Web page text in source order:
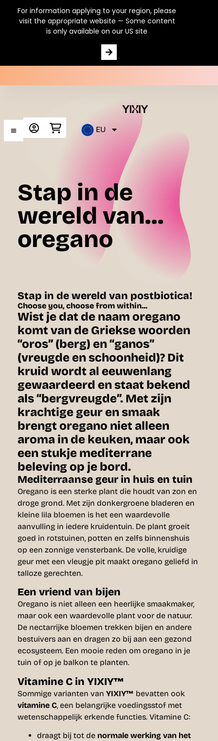
For information applying to your region, please
visit the appropriate website — Some content
is only available on our US site
EU
Stap in de
wereld van…
oregano
Stap in de wereld van postbiotica!
Choose you, choose from within...
Wist je dat de naam oregano
komt van de Griekse woorden
“oros” (berg) en “ganos”
(vreugde en schoonheid)? Dit
kruid wordt al eeuwenlang
gewaardeerd en staat bekend
als “bergvreugde”. Met zijn
krachtige geur en smaak
brengt oregano niet alleen
aroma in de keuken, maar ook
een stukje mediterrane
beleving op je bord.
Mediterraanse geur in huis en tuin
Oregano is een sterke plant die houdt van zon en
droge grond. Met zijn donkergroene bladeren en
kleine lila bloemen is het een waardevolle
aanvulling in iedere kruidentuin. De plant groeit
goed in rotstuinen, potten en zelfs binnenshuis
op een zonnige vensterbank. De volle, kruidige
geur met een vleugje pit maakt oregano geliefd in
talloze gerechten.
Een vriend van bijen
Oregano is niet alleen een heerlijke smaakmaker,
maar ook een waardevolle plant voor de natuur.
De nectarrijke bloemen trekken bijen en andere
bestuivers aan en dragen zo bij aan een gezond
ecosysteem. Een mooie reden om oregano in je
tuin of op je balkon te planten.
Vitamine C in YIXIY™
Sommige varianten van YIXIY™ bevatten ook
vitamine C, een belangrijke voedingsstof met
wetenschappelijk erkende functies. Vitamine C:
draagt bij tot de normale werking van het